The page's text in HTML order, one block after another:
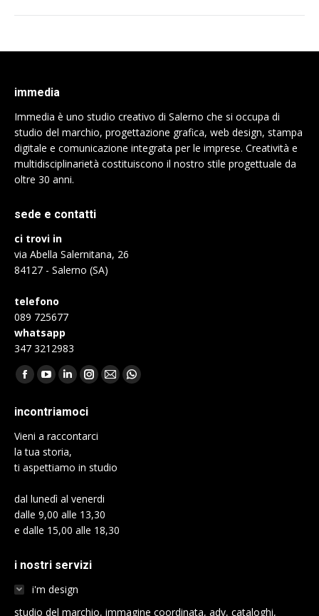
immedia
Immedia è uno studio creativo di Salerno che si occupa di
studio del marchio, progettazione grafica, web design, stampa
digitale e comunicazione integrata per le imprese. Creatività e
multidisciplinarietà costituiscono il nostro stile progettuale da
oltre 30 anni.
sede e contatti
ci trovi in
via Abella Salernitana, 26
84127 - Salerno (SA)
telefono
089 725677
whatsapp
347 3212983
Find us on:
Facebook
opens
in
new
window
YouTube
opens
in
new
window
Linkedin
opens
in
new
window
Instagram
opens
in
window
Mail
window
Whatsapp
incontriamoci
Vieni a raccontarci
la tua storia,
ti aspettiamo in studio
dal lunedì al venerdi
dalle 9,00 alle 13,30
e dalle 15,00 alle 18,30
i nostri servizi
i'm design
studio del marchio, immagine coordinata, adv, cataloghi,